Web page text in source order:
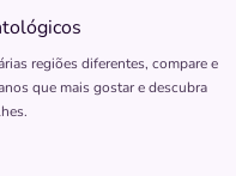
regiões diferentes, compare e
que mais gostar e descubra